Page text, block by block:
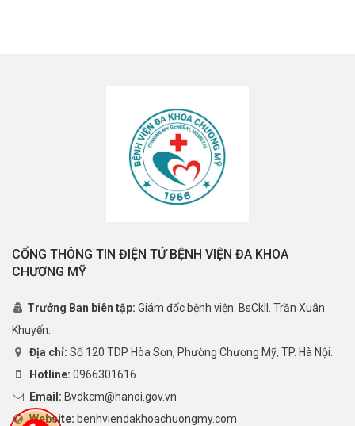
CỔNG THÔNG TIN ĐIỆN TỬ BỆNH VIỆN ĐA KHOA
CHƯƠNG MỸ
Trưởng Ban biên tập: Giám đốc bệnh viện: BsCkII. Trần Xuân
Khuyến.
Địa chỉ: Số 120 TDP Hòa Sơn, Phường Chương Mỹ, TP. Hà Nội.
Hotline: 0966301616
Email: Bvdkcm@hanoi.gov.vn
Website: benhviendakhoachuongmy.com